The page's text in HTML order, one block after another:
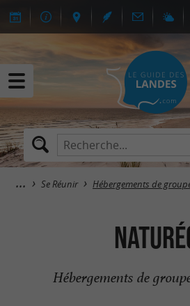
Se Réunir Hébergements de
Hébergements de